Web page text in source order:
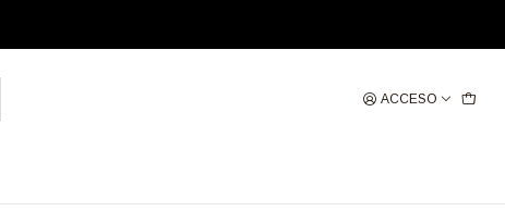
ACCESO
CASTAÑO ROJIZO